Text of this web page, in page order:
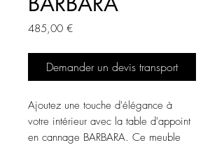
485,00 €Prix
Demander un devis transport
Ajoutez une touche d'élégance à
votre intérieur avec la table d'appoint
en cannage BARBARA. Ce meuble